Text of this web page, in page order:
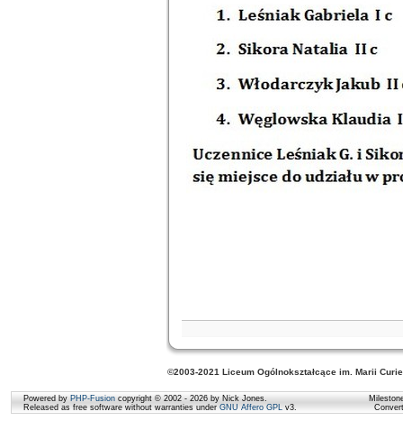
©2003-2021 Liceum Ogólnokształcące im. Marii
Powered by PHP-Fusion copyright © 2002 - 2026 by Nick Jones.
Released as free software without warranties under GNU Affero GPL v3.